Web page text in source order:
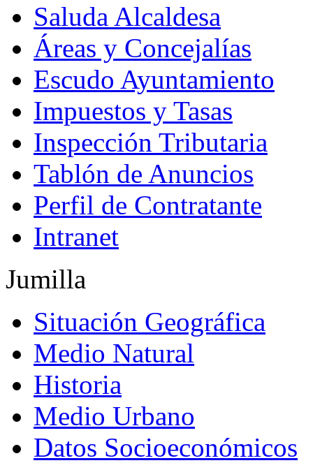
Saluda Alcaldesa
Áreas y Concejalías
Escudo Ayuntamiento
Impuestos y Tasas
Inspección Tributaria
Tablón de Anuncios
Perfil de Contratante
Intranet
Jumilla
Situación Geográfica
Medio Natural
Historia
Medio Urbano
Datos Socioeconómicos